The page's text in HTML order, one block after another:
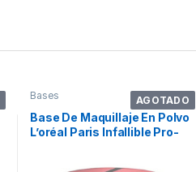
AGOTADO
Bases
Base De Maquillaje En Polvo
L’oréal Paris Infallible Pro-